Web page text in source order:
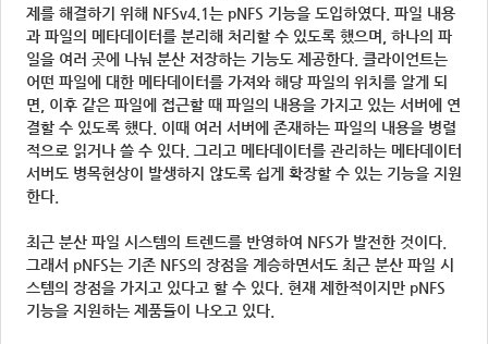
제를 해결하기 위해 NFSv4.1는 pNFS 기능을 도입하였다. 파일 내용
과 파일의 메타데이터를 분리해 처리할 수 있도록 했으며, 하나의 파
일을 여러 곳에 나눠 분산 저장하는 기능도 제공한다. 클라이언트는
어떤 파일에 대한 메타데이터를 가져와 해당 파일의 위치를 알게 되
면, 이후 같은 파일에 접근할 때 파일의 내용을 가지고 있는 서버에 연
결할 수 있도록 했다. 이때 여러 서버에 존재하는 파일의 내용을 병렬
적으로 읽거나 쓸 수 있다. 그리고 메타데이터를 관리하는 메타데이터
서버도 병목현상이 발생하지 않도록 쉽게 확장할 수 있는 기능을 지원
한다.
최근 분산 파일 시스템의 트렌드를 반영하여 NFS가 발전한 것이다.
그래서 pNFS는 기존 NFS의 장점을 계승하면서도 최근 분산 파일 시
스템의 장점을 가지고 있다고 할 수 있다. 현재 제한적이지만 pNFS
기능을 지원하는 제품들이 나오고 있다.